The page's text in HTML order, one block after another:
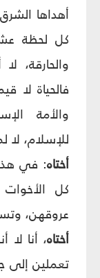
أهداها
كل لحظة
والحارقة،
فالحياة لا
والأمة
للإسلام، لا
أختاه: في
كل
عروقهن،
أختاه، أنا
تعملين إلى